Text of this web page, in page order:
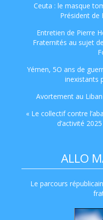
Ceuta : le masque
Président de
Entretien de Pierre
Fraternités au sujet
Yémen, 5O ans de
inexistants
Avortement au
« Le collectif contre
d’activité
ALLO
Le parcours